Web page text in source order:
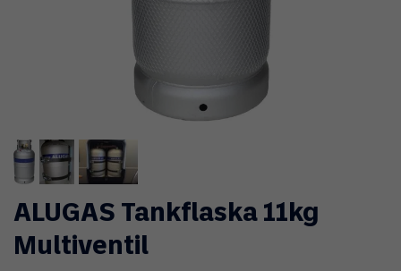
ALUGAS Tankflaska 11kg
Multiventil